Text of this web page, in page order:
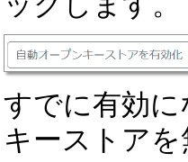
すでに有効
キーストア